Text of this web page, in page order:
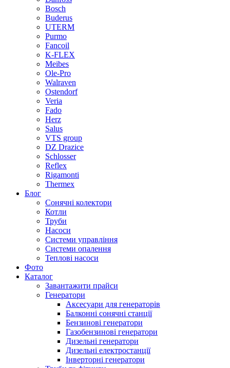
Bosch
Buderus
UTERM
Purmo
Fancoil
K-FLEX
Meibes
Ole-Pro
Walraven
Ostendorf
Veria
Fado
Herz
Salus
VTS group
DZ Drazice
Schlosser
Reflex
Rigamonti
Thermex
Блог
Сонячні колектори
Котли
Труби
Насоси
Системи управління
Системи опалення
Теплові насоси
Фото
Каталог
Завантажити прайси
Генератори
Аксесуари для генераторів
Балконні сонячні станції
Бензинові генератори
Газобензинові генератори
Дизельні генератори
Дизельні електростанції
Інверторні генератори